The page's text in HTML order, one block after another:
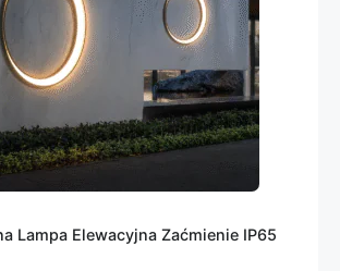
Lampa Elewacyjna Zaćmienie IP65